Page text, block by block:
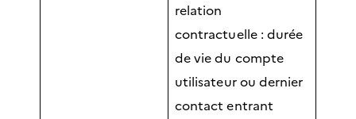
relation
contractuelle : durée
de vie du compte
utilisateur ou dernier
contact entrant